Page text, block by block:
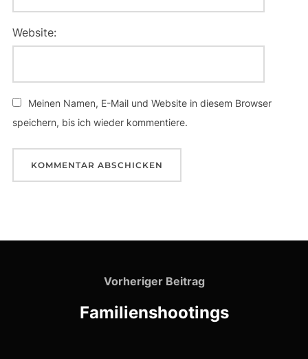
Website:
Meinen Namen, E-Mail und Website in diesem Browser
speichern, bis ich wieder kommentiere.
Vorheriger
Vorheriger Beitrag
Familienshootings